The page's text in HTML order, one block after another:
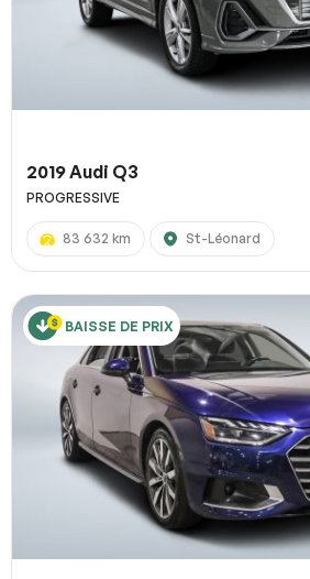
2019 Audi Q3
PROGRESSIVE
83 632 km St-Léonard
BAISSE DE PRIX